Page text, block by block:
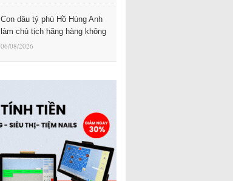
Con dâu tỷ phú Hồ Hùng Anh
làm chủ tịch hãng hàng không
06/08/2026